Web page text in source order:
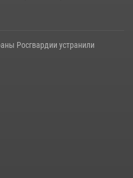
Росгвардии устранили